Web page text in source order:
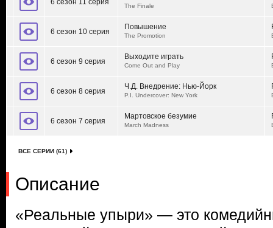
6 сезон 11 серия The Finale
6 сезон 10 серия
Повышение
The Promotion
6 сезон 9 серия
Выходите играть
Come Out and Play
6 сезон 8 серия
Ч.Д. Внедрение: Нью-Йорк
P.I. Undercover: New York
6 сезон 7 серия
Мартовское безумие
March Madness
ВСЕ СЕРИИ (61)
Описание
«Реальные упыри» — это